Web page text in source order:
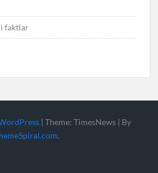
faktlar
| Theme: TimesNews | By
.